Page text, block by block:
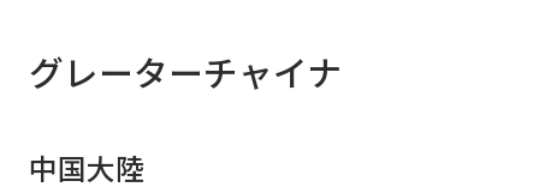
グレーターチャイナ
中国大陸